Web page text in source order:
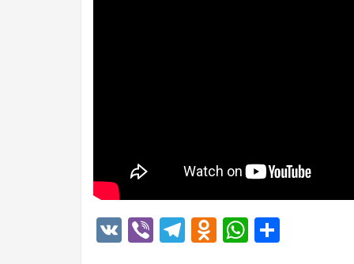
VK ViberTelegramWhatsApp